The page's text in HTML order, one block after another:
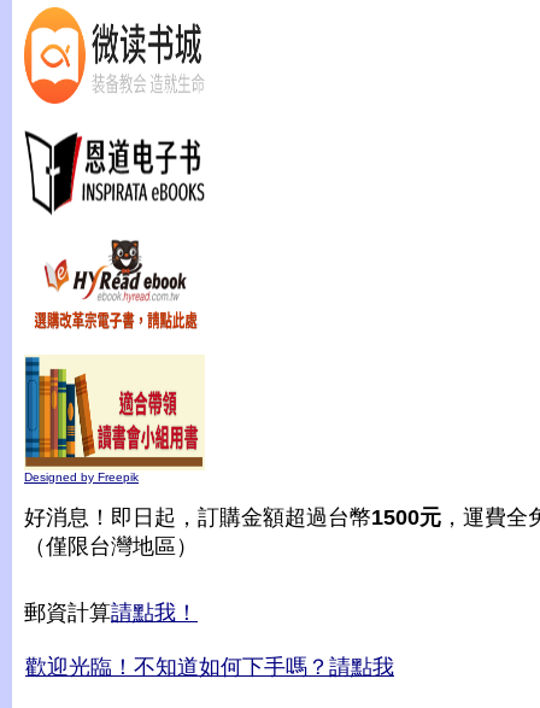
Designed by Freepik
好消息！即日起，訂購金額超過台幣1500元 ，運費全
（僅限台灣地區）
郵資計算請點我！
歡迎光臨！不知道如何下手嗎？請點我